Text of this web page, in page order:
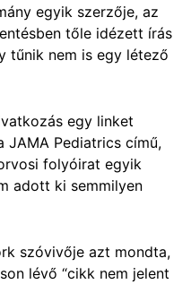
egyik szerzője, az
tőle idézett írás
tűnik nem is egy létező
egy linket
Pediatrics című,
folyóirat egyik
adott ki semmilyen
szóvivője azt mondta,
lévő “cikk nem jelent